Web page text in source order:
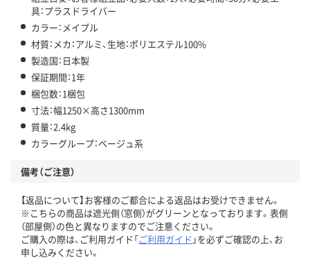
具：プラスドライバー
カラー：メイプル
材質：メカ：アルミ、生地：ポリエステル100%
製造国：日本製
保証期間：1年
梱包数：1梱包
寸法：幅1250×高さ1300mm
質量：2.4kg
カラーグループ：ベージュ系
備考（ご注意）
【返品について】お客様のご都合による返品はお受けできません。
※こちらの商品は遮光側（窓側）がグリーンとなっております。表側
（部屋側）の色と異なりますのでご注意ください。
ご購入の際は、ご利用ガイド「ご利用ガイド 」を必ずご確認の上、お
申し込みください。